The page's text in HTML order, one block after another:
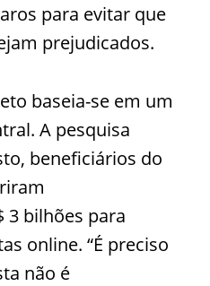
para evitar que
prejudicados.
baseia-se em um
A pesquisa
beneficiários do
3 bilhões para
online. “É preciso
não é